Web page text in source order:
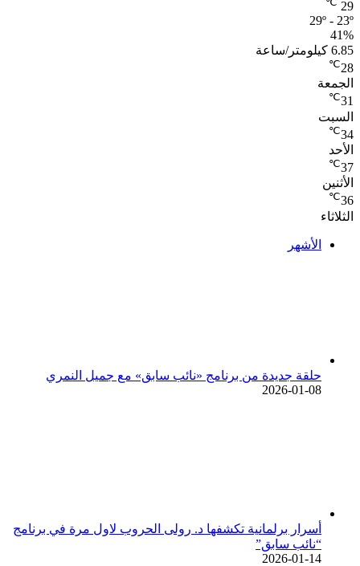
29
29º - 23º
41%
6.85 كيلومتر/ساعة
28
℃
الجمعة
31
℃
السبت
34
℃
الأحد
37
℃
الأثنين
36
℃
الثلاثاء
الأشهر
حلقة جديدة من برنامج «نائب سابق» مع جميل النمري
2026-01-08
أسرار برلمانية تكشفها د. رولى الحروب لاول مرة في برنامج
“نائب سابق”
2026-01-14